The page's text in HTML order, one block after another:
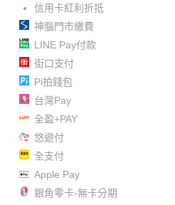
信用卡紅利折抵
神腦門市繳費
LINE Pay付款
街口支付
Pi拍錢包
台灣Pay
全盈+PAY
悠遊付
全支付
Apple Pay
銀角零卡-無卡分期